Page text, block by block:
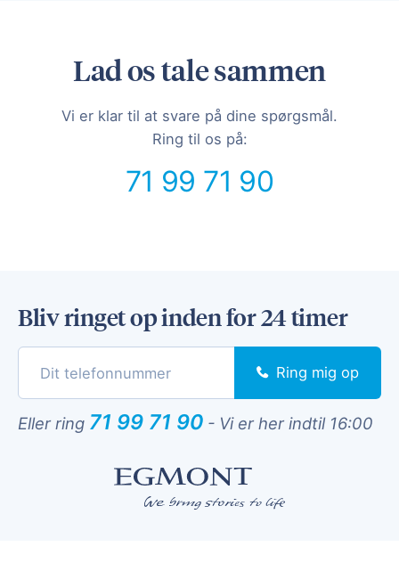
Lad os tale sammen
Vi er klar til at svare på dine spørgsmål.
Ring til os på:
71 99 71 90
Bliv ringet op inden for 24 timer
Ring mig op
Eller ring 71 99 71 90 - Vi er her indtil 16:00